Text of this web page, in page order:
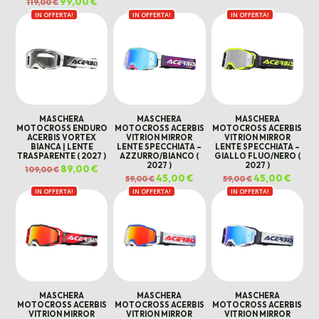
prezzo
originale
era:
prezzo
attuale
è:
99,00 €.
109,00 €. 89,00 €. 109,00 €.
IN OFFERTA!
MASCHERA
MOTOCROSS ENDURO
ACERBIS VORTEX
BIANCA | LENTE
TRASPARENTE ( 2027 )
109,00€Il
prezzo
era:
109,00 €.
89,00€
prezzo
attuale
89,00 €.
IN OFFERTA!
MASCHERA
MOTOCROSS ACERBIS
VITRION MIRROR
LENTE SPECCHIATA –
AZZURRO/BIANCO (
2027 )
59,00€Il
prezzo
originale
era:
45,00€Il
prezzo
attuale
45,00 €.
IN OFFERTA!
MASCHERA
MOTOCROSS ACERBIS
VITRION MIRROR
LENTE SPECCHIATA –
GIALLO FLUO/NERO (
2027 )
59,00€Il
prezzo
originale
era:
45,00€
45,00
IN OFFERTA!
MASCHERA
MOTOCROSS ACERBIS
VITRION MIRROR
IN OFFERTA!
MASCHERA
MOTOCROSS ACERBIS
VITRION MIRROR
IN OFFERTA!
MASCHERA
MOTOCROSS ACERBIS
VITRION MIRROR